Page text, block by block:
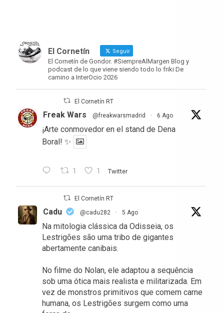
El Cornetín Seguir
El Cornetín de Gondor. #SiempreAlMargen Blog y
podcast de lo que viene siendo todo lo friki De
camino a InterOcio 2026
El Cornetín RT
Freak Wars @freakwarsmadrid · 6 Ago
¡Arte conmovedor en el stand de Dena
Boral! ✨
1 1 Twitter
El Cornetín RT
Cadu @cadu282 · 5 Ago
Na mitologia clássica da Odisseia, os
Lestrigões são uma tribo de gigantes
abertamente canibais.
No filme do Nolan, ele adaptou a sequência
sob uma ótica mais realista e militarizada. Em
vez de monstros primitivos que comem carne
humana, os Lestrigões surgem como uma